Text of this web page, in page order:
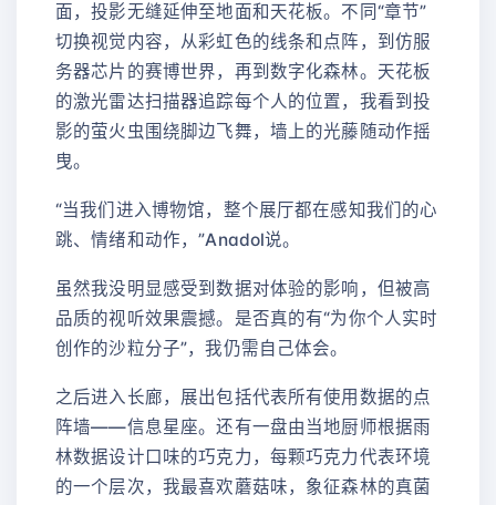
面，投影无缝延伸至地面和天花板。不同“章节”
切换视觉内容，从彩虹色的线条和点阵，到仿服
务器芯片的赛博世界，再到数字化森林。天花板
的激光雷达扫描器追踪每个人的位置，我看到投
影的萤火虫围绕脚边飞舞，墙上的光藤随动作摇
曳。
“当我们进入博物馆，整个展厅都在感知我们的心
跳、情绪和动作，”Anadol说。
虽然我没明显感受到数据对体验的影响，但被高
品质的视听效果震撼。是否真的有“为你个人实时
创作的沙粒分子”，我仍需自己体会。
之后进入长廊，展出包括代表所有使用数据的点
阵墙——信息星座。还有一盘由当地厨师根据雨
林数据设计口味的巧克力，每颗巧克力代表环境
的一个层次，我最喜欢蘑菇味，象征森林的真菌